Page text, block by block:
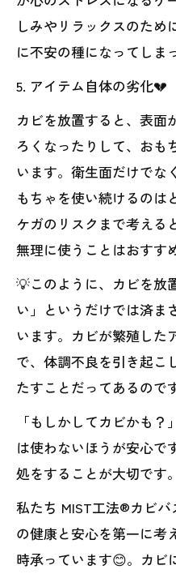
しみやリラックスのため
に不安の種になってしま
5. アイテム自体の劣化💔
カビを放置すると、表面
ろくなったりして、おも
います。衛生面だけでな
もちゃを使い続けるのは
ケガのリスクまで考える
無理に使うことはおすす
💡このように、カビを放
い」というだけでは済ま
います。カビが繁殖した
で、体調不良を引き起こ
たすことだってあるので
「もしかしてカビかも
は使わないほうが安心で
処をすることが大切です。
私たち MIST工法®カビ
の健康と安心を第一に考
時承っています😊。カビ